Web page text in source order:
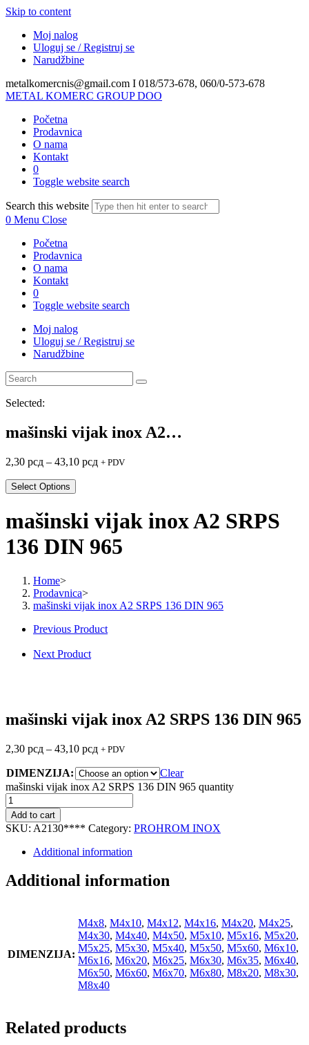
Skip to content
Moj nalog
Uloguj se / Registruj se
Narudžbine
metalkomercnis@gmail.com I 018/573-678, 060/0-573-678
METAL KOMERC GROUP DOO
Početna
Prodavnica
O nama
Kontakt
0
Toggle website search
Search this website
0 Menu Close
Početna
Prodavnica
O nama
Kontakt
0
Toggle website search
Moj nalog
Uloguj se / Registruj se
Narudžbine
Selected:
mašinski vijak inox A2…
2,30 рсд – 43,10 рсд + PDV
Select Options
mašinski vijak inox A2 SRPS
136 DIN 965
Home>
Prodavnica>
mašinski vijak inox A2 SRPS 136 DIN 965
Previous Product
Next Product
mašinski vijak inox A2 SRPS 136 DIN 965
2,30 рсд – 43,10 рсд + PDV
DIMENZIJA:
Clear
mašinski vijak inox A2 SRPS 136 DIN 965 quantity
Add to cart
SKU: A2130**** Category: PROHROM INOX
Additional information
Additional information
DIMENZIJA:
M4x8, M4x10, M4x12, M4x16, M4x20, M4x25,
M4x30, M4x40, M4x50, M5x10, M5x16, M5x20,
M5x25, M5x30, M5x40, M5x50, M5x60, M6x10,
M6x16, M6x20, M6x25, M6x30, M6x35, M6x40,
M6x50, M6x60, M6x70, M6x80, M8x20, M8x30,
M8x40
Related products